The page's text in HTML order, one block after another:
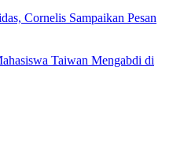
Cornelis Sampaikan Pesan
Taiwan Mengabdi di